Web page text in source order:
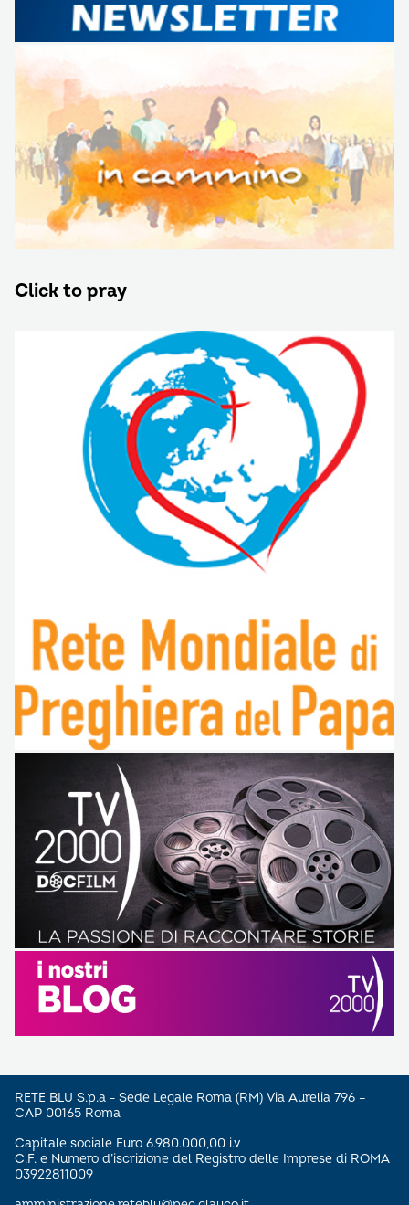
Click to pray
RETE BLU S.p.a - Sede Legale Roma (RM) Via Aurelia 796 –
CAP 00165 Roma
Capitale sociale Euro 6.980.000,00 i.v
C.F. e Numero d’iscrizione del Registro delle Imprese di ROMA
03922811009